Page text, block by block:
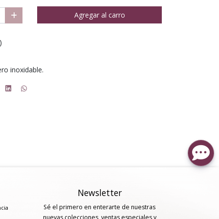
Agregar al carro
inoxidable.
Newsletter
Sé el primero en enterarte de nuestras
nuevas colecciones, ventas especiales y